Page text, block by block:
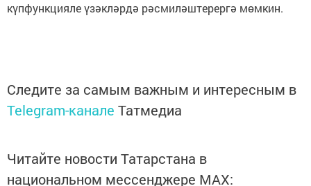
күпфункцияле үзәкләрдә рәсмиләштерергә мөмкин.
Следите за самым важным и интересным в
Telegram-канале Татмедиа
Читайте новости Татарстана в
национальном мессенджере MАХ: